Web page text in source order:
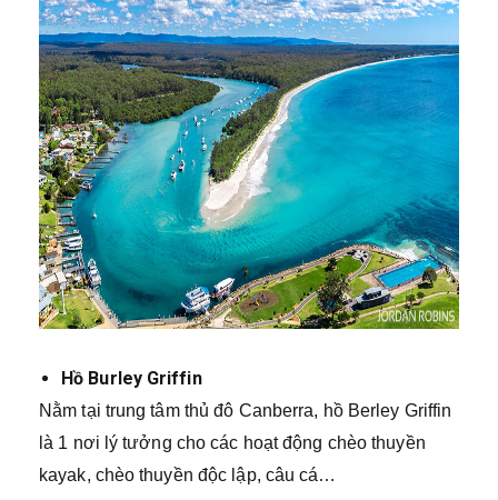
Hồ Burley Griffin
Nằm tại trung tâm thủ đô Canberra, hồ Berley Griffin
là 1 nơi lý tưởng cho các hoạt động chèo thuyền
kayak, chèo thuyền độc lập, câu cá…